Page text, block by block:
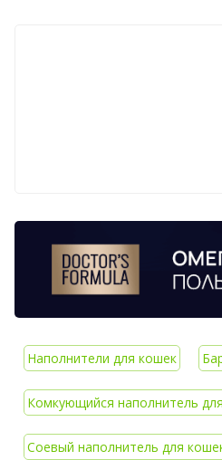
Наполнители для кошек
Комкующийся наполнитель
Соевый наполнитель для